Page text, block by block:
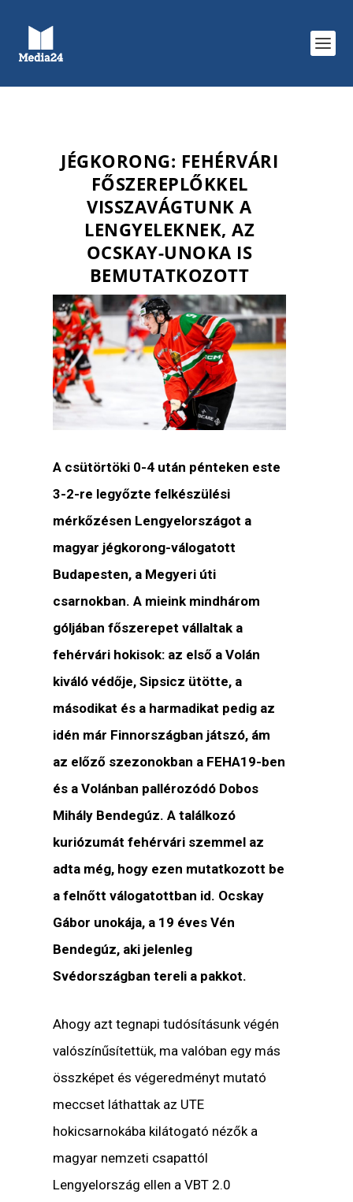
JÉGKORONG: FEHÉRVÁRI
FŐSZEREPLŐKKEL
VISSZAVÁGTUNK A
LENGYELEKNEK, AZ
OCSKAY-UNOKA IS
BEMUTATKOZOTT
A csütörtöki 0-4 után pénteken este
3-2-re legyőzte felkészülési
mérkőzésen Lengyelországot a
magyar jégkorong-válogatott
Budapesten, a Megyeri úti
csarnokban. A mieink mindhárom
góljában főszerepet vállaltak a
fehérvári hokisok: az első a Volán
kiváló védője, Sipsicz ütötte, a
másodikat és a harmadikat pedig az
idén már Finnországban játszó, ám
az előző szezonokban a FEHA19-ben
és a Volánban pallérozódó Dobos
Mihály Bendegúz. A találkozó
kuriózumát fehérvári szemmel az
adta még, hogy ezen mutatkozott be
a felnőtt válogatottban id. Ocskay
Gábor unokája, a 19 éves Vén
Bendegúz, aki jelenleg
Svédországban tereli a pakkot.
Ahogy azt tegnapi tudósításunk végén
valószínűsítettük, ma valóban egy más
összképet és végeredményt mutató
meccset láthattak az UTE
hokicsarnokába kilátogató nézők a
magyar nemzeti csapattól
Lengyelország ellen a VBT 2.0